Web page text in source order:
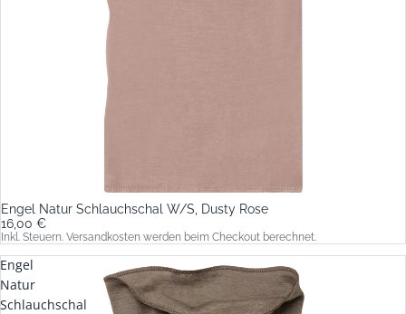
Engel Natur Schlauchschal W/S, Dusty Rose
16,00 €
Inkl. Steuern. Versandkosten werden beim Checkout berechnet.
Engel
Natur
Schlauchschal